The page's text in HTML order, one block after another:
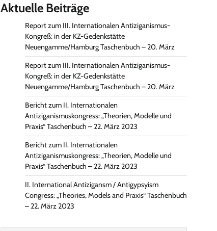
Aktuelle Beiträge
Report zum III. Internationalen Antiziganismus-
Kongreß: in der KZ-Gedenkstätte
Neuengamme/Hamburg Taschenbuch – 20. März
Report zum III. Internationalen Antiziganismus-
Kongreß: in der KZ-Gedenkstätte
Neuengamme/Hamburg Taschenbuch – 20. März
Bericht zum II. Internationalen
Antiziganismuskongress: „Theorien, Modelle und
Praxis“ Taschenbuch – 22. März 2023
Bericht zum II. Internationalen
Antiziganismuskongress: „Theorien, Modelle und
Praxis“ Taschenbuch – 22. März 2023
II. International Antizigansm / Antigypsyism
Congress: „Theories, Models and Praxis“ Taschenbuch
– 22. März 2023